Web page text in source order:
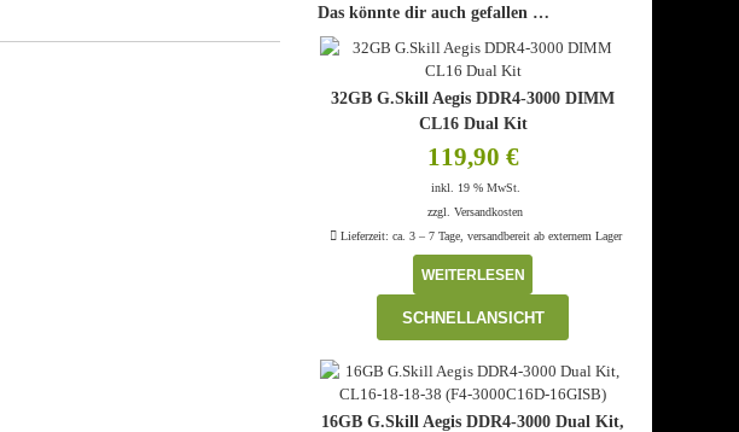
Das könnte dir auch gefallen …
32GB G.Skill Aegis DDR4-3000 DIMM
CL16 Dual Kit
119,90 €
inkl. 19 % MwSt.
zzgl.Versandkosten
Lieferzeit: ca. 3 – 7 Tage, versandbereit ab externem Lager
WEITERLESEN
SCHNELLANSICHT
16GB G.Skill Aegis DDR4-3000 Dual Kit,